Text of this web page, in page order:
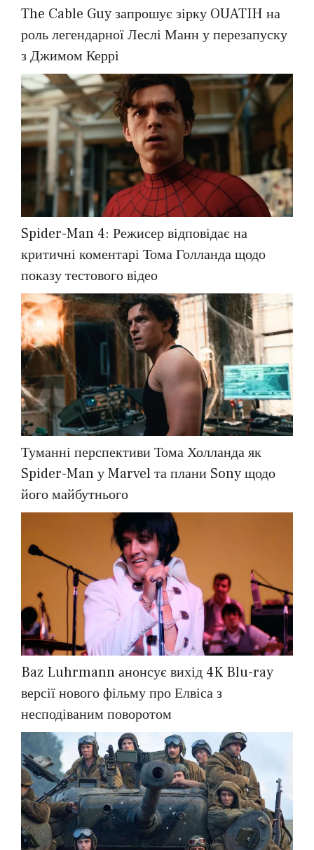
The Cable Guy запрошує зірку OUATIH на
роль легендарної Леслі Манн у перезапуску
з Джимом Керрі
Spider-Man 4: Режисер відповідає на
критичні коментарі Тома Голланда щодо
показу тестового відео
Туманні перспективи Тома Холланда як
Spider-Man у Marvel та плани Sony щодо
його майбутнього
Baz Luhrmann анонсує вихід 4K Blu-ray
версії нового фільму про Елвіса з
несподіваним поворотом